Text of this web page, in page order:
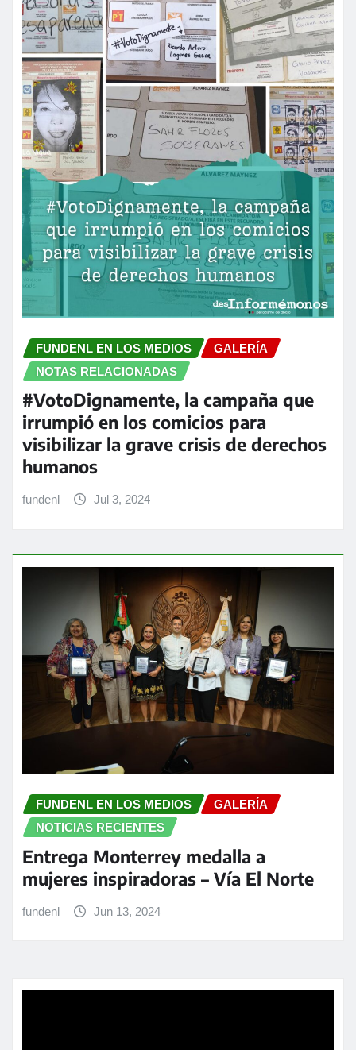
FUNDENL EN LOS MEDIOS
GALERÍA
NOTAS RELACIONADAS
#VotoDignamente, la campaña que
irrumpió en los comicios para
visibilizar la grave crisis de derechos
humanos
fundenl Jul 3, 2024
FUNDENL EN LOS MEDIOS
GALERÍA
NOTICIAS RECIENTES
Entrega Monterrey medalla a
mujeres inspiradoras – Vía El Norte
fundenl Jun 13, 2024